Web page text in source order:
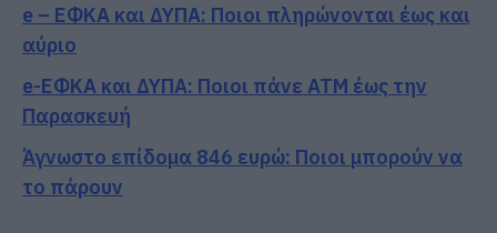
e – ΕΦΚΑ και ΔΥΠΑ: Ποιοι πληρώνονται έως και
αύριο
e-ΕΦΚΑ και ΔΥΠΑ: Ποιοι πάνε ΑΤΜ έως την
Παρασκευή
Άγνωστο επίδομα 846 ευρώ: Ποιοι μπορούν να
το πάρουν